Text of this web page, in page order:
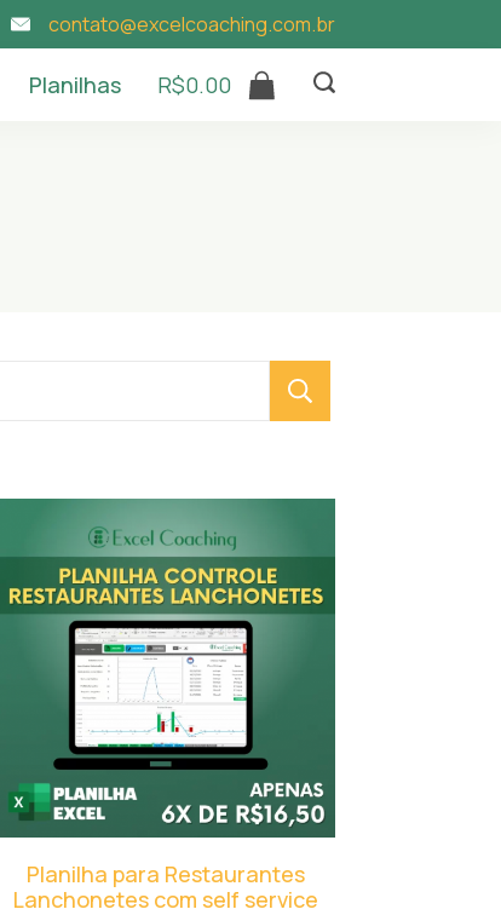
contato@excelcoaching.com.br
Planilhas R$0.00
Planilha para Restaurantes
Lanchonetes com self service